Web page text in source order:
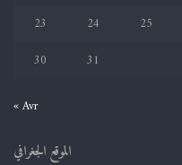
23
24 25
30
31
« Avr
الموقع الجغرافي